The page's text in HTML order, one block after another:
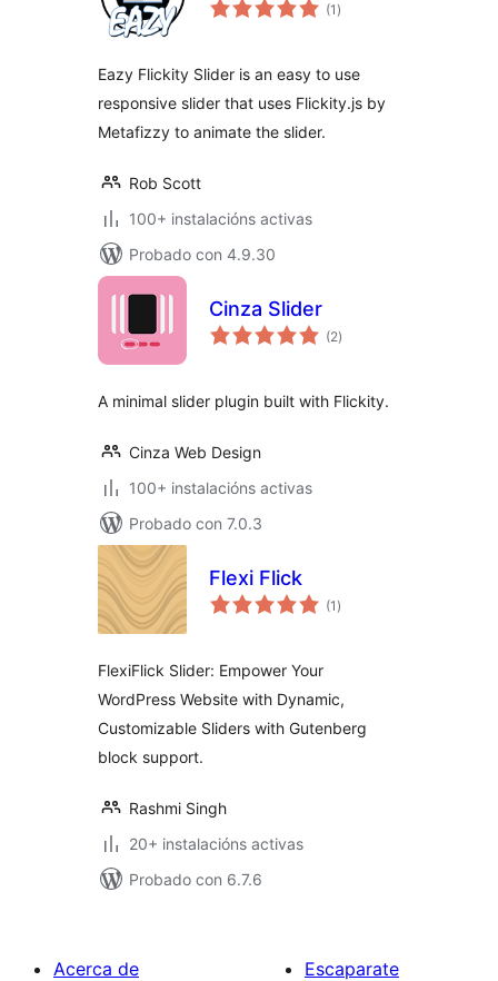
(1totais
)
Eazy Flickity Slider is an easy to use
responsive slider that uses Flickity.js by
Metafizzy to animate the slider.
Rob Scott
100+ instalacións activas
Probado con 4.9.30
Cinza Slider
(2valoracións
totais
)
A minimal slider plugin built with Flickity.
Cinza Web Design
100+ instalacións activas
Probado con 7.0.3
Flexi Flick
(1 valoracións
totais
)
FlexiFlick Slider: Empower Your
WordPress Website with Dynamic,
Customizable Sliders with Gutenberg
block support.
Rashmi Singh
20+ instalacións activas
Probado con 6.7.6
Acerca de
Escaparate